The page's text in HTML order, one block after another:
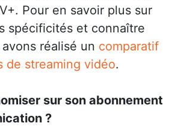
Pour en savoir plus sur
spécificités et connaître
réalisé un comparatif
de streaming vidéo.
sur son abonnement
?